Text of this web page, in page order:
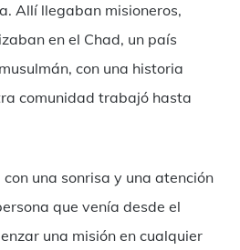
Allí llegaban misioneros,
en el Chad, un país
con una historia
comunidad trabajó hasta
una sonrisa y una atención
que venía desde el
una misión en cualquier